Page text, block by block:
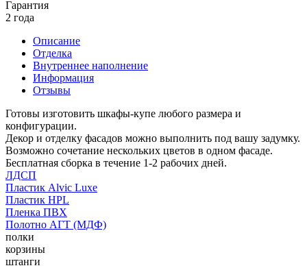
Гарантия
2 года
Описание
Отделка
Внутреннее наполнение
Информация
Отзывы
Готовы изготовить шкафы-купе любого размера и
конфигурации.
Декор и отделку фасадов можно выполнить под вашу задумку.
Возможно сочетание нескольких цветов в одном фасаде.
Бесплатная сборка в течение 1-2 рабочих дней.
ЛДСП
Пластик Alvic Luxe
Пластик HPL
Пленка ПВХ
Полотно АГТ (МДФ)
полки
корзины
штанги